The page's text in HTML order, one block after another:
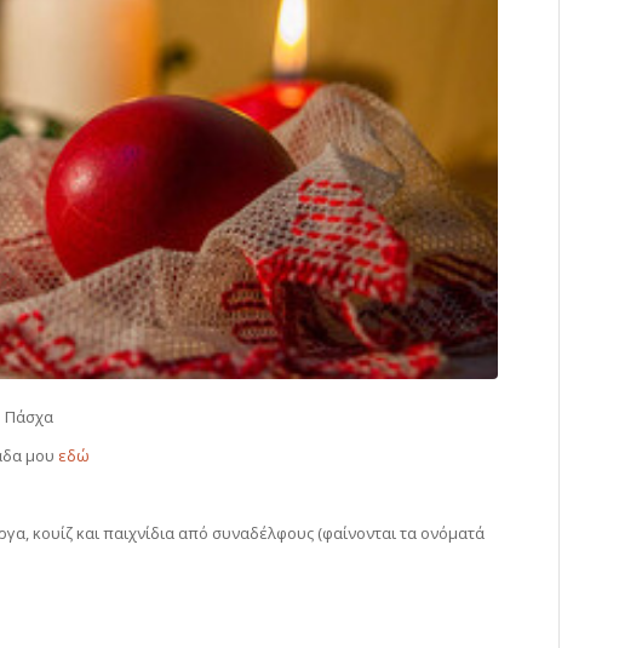
Πάσχα
μου εδώ
κουίζ και παιχνίδια από συναδέλφους (φαίνονται τα ονόματά